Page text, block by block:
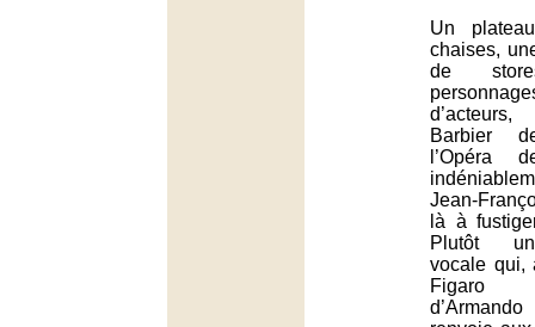
Un
chaises,
de
Barbier
l’Opéra
Jean-
là à
Plutôt
vocale qui,
Figaro